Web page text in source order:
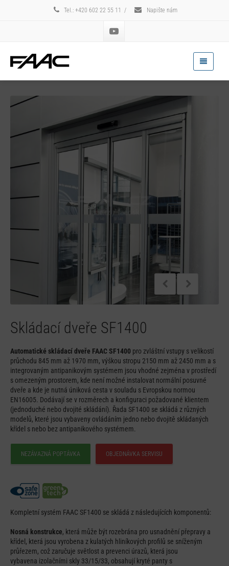
Tel.: +420 602 22 55 11 / Napište nám
Skládací dveře SF1400
Automatické skládací dveře FAAC SF1400 pro zvláštní vstupy s velikostí
průchodu 845 mm až 1970 mm, výškou stropu 2150 mm až 2450 mm a s
integrovaným antipanikovým systémem jsou vhodné zejména v prostředí
s omezeným prostorem, kde není možné instalovat normální posuvné
dveře a kde je nutná úniková cesta v souladu s Evropskou normou
EN16005. Dodávají se v rozměrech a konfiguraci požadované klientem
(jednoduché nebo dvojité skládání). Řada SF1400 se skládá z různých
modelů, které jsou vybaveny ovládáním jedno nebo dvojitě skládaných
křídel s nebo bez antipanikového systémem.
NEZÁVAZNÁ POPTÁVKA OBJEDNÁVKA SERVISU
Kompletní systém FAAC SF1400 se skládá z následujících komponentů:
Nosná konstrukce, která může být rozebrána pro usnadnění přepravy a
křídel, která jsou vyrobena z kulatých hliníkových profilů se sníženým
průřezem, což zaručuje světlost a prevenci úrazů, která jsou
vybavena izolačními skly 33/15/33, obsahují kryté panty s